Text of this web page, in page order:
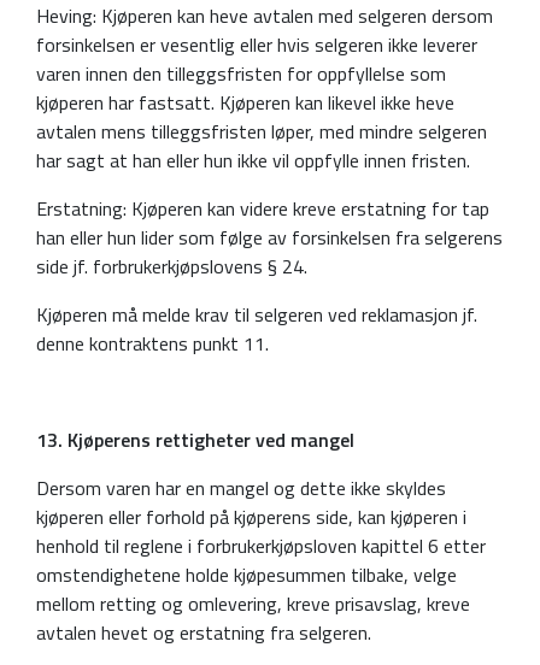
Heving: Kjøperen kan heve avtalen med selgeren dersom
forsinkelsen er vesentlig eller hvis selgeren ikke leverer
varen innen den tilleggsfristen for oppfyllelse som
kjøperen har fastsatt. Kjøperen kan likevel ikke heve
avtalen mens tilleggsfristen løper, med mindre selgeren
har sagt at han eller hun ikke vil oppfylle innen fristen.
Erstatning: Kjøperen kan videre kreve erstatning for tap
han eller hun lider som følge av forsinkelsen fra selgerens
side jf. forbrukerkjøpslovens § 24.
Kjøperen må melde krav til selgeren ved reklamasjon jf.
denne kontraktens punkt 11.
13. Kjøperens rettigheter ved mangel
Dersom varen har en mangel og dette ikke skyldes
kjøperen eller forhold på kjøperens side, kan kjøperen i
henhold til reglene i forbrukerkjøpsloven kapittel 6 etter
omstendighetene holde kjøpesummen tilbake, velge
mellom retting og omlevering, kreve prisavslag, kreve
avtalen hevet og erstatning fra selgeren.